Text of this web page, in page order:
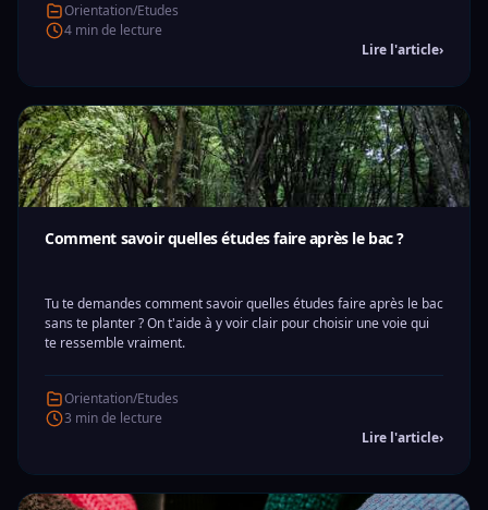
Orientation/Etudes
4 min de lecture
Lire l'article›
Comment savoir quelles études faire après le bac ?
Tu te demandes comment savoir quelles études faire après le bac
sans te planter ? On t'aide à y voir clair pour choisir une voie qui
te ressemble vraiment.
Orientation/Etudes
3 min de lecture
Lire l'article›